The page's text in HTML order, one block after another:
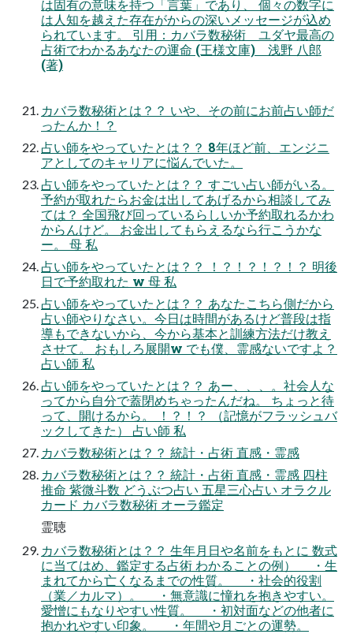
は固有の意味を持つ「言葉」であり、 個々の数字に
は人知を越えた存在がからの深いメッセージが込め
られています。 引用：カバラ数秘術 ユダヤ最高の
占術でわかるあなたの運命 (王様文庫) 浅野 八郎
(著)
カバラ数秘術とは？？ いや、その前にお前占い師だ
ったんか！？
占い師をやっていたとは？？ 8年ほど前、エンジニ
アとしてのキャリアに悩んでいた。
占い師をやっていたとは？？ すごい占い師がいる。
予約が取れたらお金は出してあげるから相談してみ
ては？ 全国飛び回っているらしいか予約取れるかわ
からんけど。 お金出してもらえるなら行こうかな
ー。 母 私
占い師をやっていたとは？？ ！？！？！？！？ 明後
日で予約取れた w 母 私
占い師をやっていたとは？？ あなたこちら側だから
占い師やりなさい。今日は時間があるけど普段は指
導もできないから、今から基本と訓練方法だけ教え
させて。 おもしろ展開w でも僕、霊感ないですよ？
占い師 私
占い師をやっていたとは？？ あー、、、。社会人な
ってから自分で蓋閉めちゃったんだね。 ちょっと待
って、開けるから。 ！？！？ （記憶がフラッシュバ
ックしてきた） 占い師 私
カバラ数秘術とは？？ 統計・占術 直感・霊感
カバラ数秘術とは？？ 統計・占術 直感・霊感 四柱
推命 紫微斗数 どうぶつ占い 五星三心占い オラクル
カード カバラ数秘術 オーラ鑑定
霊聴
カバラ数秘術とは？？ 生年月日や名前をもとに 数式
に当てはめ、鑑定する占術 わかることの例） ・生
まれてから亡くなるまでの性質。 ・社会的役割
（業／カルマ）。 ・無意識に憧れを抱きやすい。
愛憎にもなりやすい性質。 ・初対面などの他者に
抱かれやすい印象。 ・年間や月ごとの運勢。